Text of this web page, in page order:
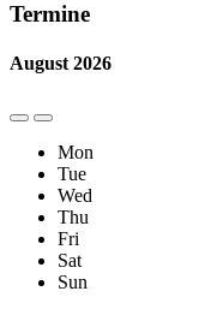
Termine
August2026
Previous
Month
Next
Month
Mon
Tue
Wed
Thu
Fri
Sat
Sun